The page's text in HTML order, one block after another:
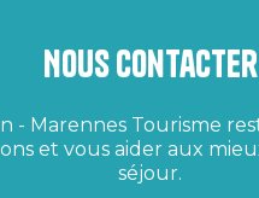
Nous contacter
- Marennes Tourisme
et vous aider aux
séjour.